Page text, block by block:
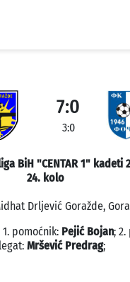
7:0
3:0
BiH "CENTAR 1" kadeti
24. kolo
Drljević Goražde,
1. pomoćnik: Pejić Bojan;
Mršević Predrag;